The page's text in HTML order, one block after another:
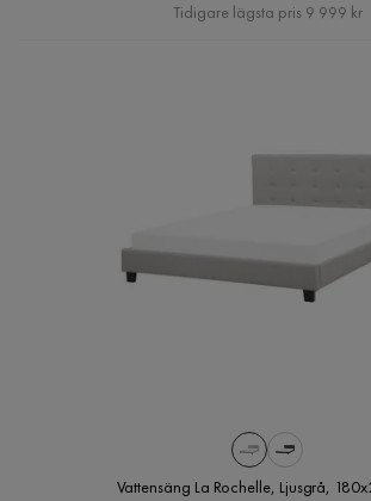
Tidigare lägsta pris 9 999 kr
Vattensäng La Rochelle, Ljusgrå,